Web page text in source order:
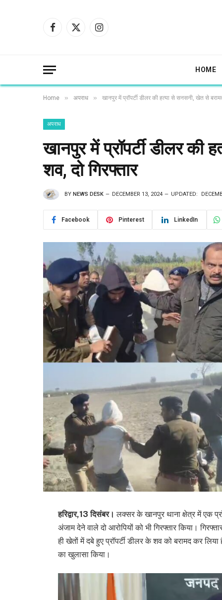
Facebook
X
Instagram
HOME
Home » अपराध » खानपुर में प्रॉपर्टी डीलर की हत्या से सनसनी, खेत से
अपराध
खानपुर में प्रॉपर्टी डीलर
शव, दो गिरफ्तार
BY NEWS DESK DECEMBER 13, 2024 UPDATED:
Facebook Pinterest LinkedIn
हरिद्वार,13 दिसंबर।लक्सर के खानपुर थाना क्षेत्र में एक
अंजाम देने वाले दो आरोपियों को भी गिरफ्तार किया।
ही खेतों में दबे हुए प्रॉपर्टी डीलर के शव को बरामद कर
का खुलासा किया।